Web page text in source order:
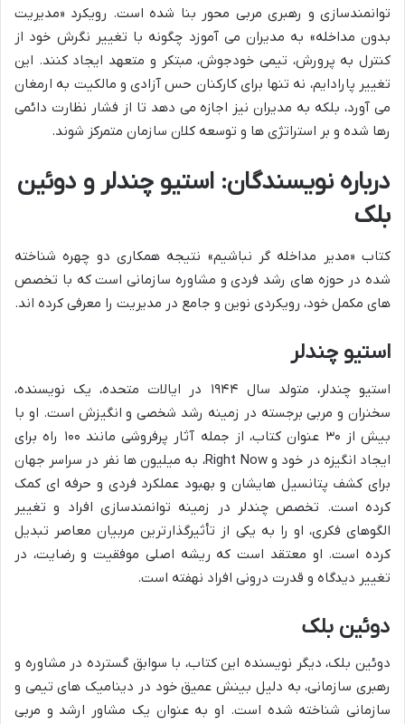
توانمندسازی و رهبری مربی محور بنا شده است. رویکرد «مدیریت
بدون مداخله» به مدیران می آموزد چگونه با تغییر نگرش خود از
کنترل به پرورش، تیمی خودجوش، مبتکر و متعهد ایجاد کنند. این
تغییر پارادایم، نه تنها برای کارکنان حس آزادی و مالکیت به ارمغان
می آورد، بلکه به مدیران نیز اجازه می دهد تا از فشار نظارت دائمی
رها شده و بر استراتژی ها و توسعه کلان سازمان متمرکز شوند.
درباره نویسندگان: استیو چندلر و دوئین
بلک
کتاب «مدیر مداخله گر نباشیم» نتیجه همکاری دو چهره شناخته
شده در حوزه های رشد فردی و مشاوره سازمانی است که با تخصص
های مکمل خود، رویکردی نوین و جامع در مدیریت را معرفی کرده اند.
استیو چندلر
استیو چندلر، متولد سال ۱۹۴۴ در ایالات متحده، یک نویسنده،
سخنران و مربی برجسته در زمینه رشد شخصی و انگیزش است. او با
بیش از ۳۰ عنوان کتاب، از جمله آثار پرفروشی مانند ۱۰۰ راه برای
ایجاد انگیزه در خود و Right Now، به میلیون ها نفر در سراسر جهان
برای کشف پتانسیل هایشان و بهبود عملکرد فردی و حرفه ای کمک
کرده است. تخصص چندلر در زمینه توانمندسازی افراد و تغییر
الگوهای فکری، او را به یکی از تأثیرگذارترین مربیان معاصر تبدیل
کرده است. او معتقد است که ریشه اصلی موفقیت و رضایت، در
تغییر دیدگاه و قدرت درونی افراد نهفته است.
دوئین بلک
دوئین بلک، دیگر نویسنده این کتاب، با سوابق گسترده در مشاوره و
رهبری سازمانی، به دلیل بینش عمیق خود در دینامیک های تیمی و
سازمانی شناخته شده است. او به عنوان یک مشاور ارشد و مربی